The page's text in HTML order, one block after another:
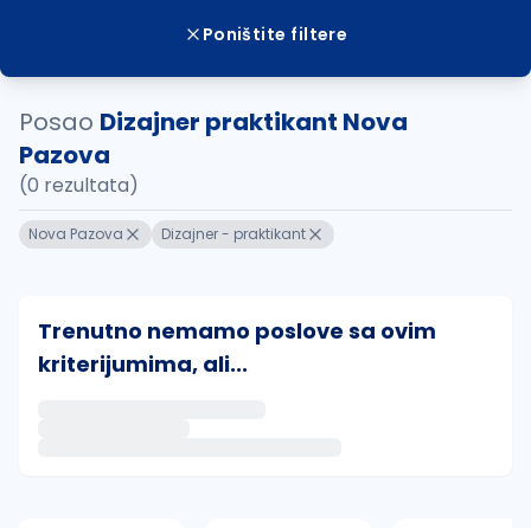
Poništite filtere
Posao Dizajner praktikant Nova
Pazova
(0 rezultata)
Nova Pazova Dizajner - praktikant
Trenutno nemamo poslove sa ovim
kriterijumima, ali...